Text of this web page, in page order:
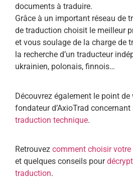
documents à traduire.
Grâce à un important réseau de
de traduction choisit le meilleur
et vous soulage de la charge de
la recherche d’un traducteur
ukrainien, polonais, finnois…
Découvrez également le point de
fondateur d’AxioTrad concernant
traduction technique.
Retrouvez comment choisir
et quelques conseils pour
traduction.